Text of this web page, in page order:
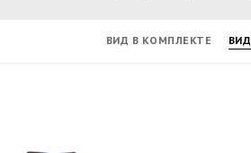
ВИД В КОМПЛЕКТЕ